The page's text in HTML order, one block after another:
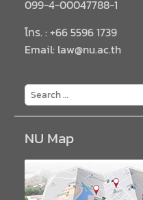
099-4-00047788-1
โทร. : +66 5596 1739
Email: law@nu.ac.th
NU Map